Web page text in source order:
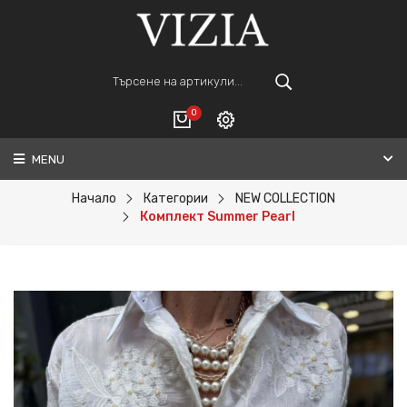
0
ВАШАТА КОЛИЧКА Е ПРАЗНА.
ПОРЪЧАЙ
Регистрация
MENU
Начало Категории
NEW COLLECTION
Комплект Summer Pearl